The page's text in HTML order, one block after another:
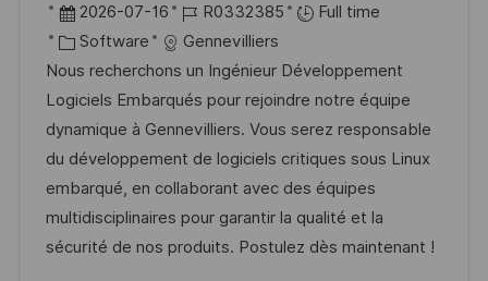
o
c
a
t
i
o
n
P
o
s
t
e
d
D
a
t
2026-07-16
J
o
b
I
d
R0332385
Full time
C
a
t
e
g
o
r
y
Software
Gennevilliers
Nous recherchons un Ingénieur Développement
Logiciels Embarqués pour rejoindre notre équipe
dynamique à Gennevilliers. Vous serez responsable
du développement de logiciels critiques sous Linux
embarqué, en collaborant avec des équipes
multidisciplinaires pour garantir la qualité et la
sécurité de nos produits. Postulez dès maintenant !